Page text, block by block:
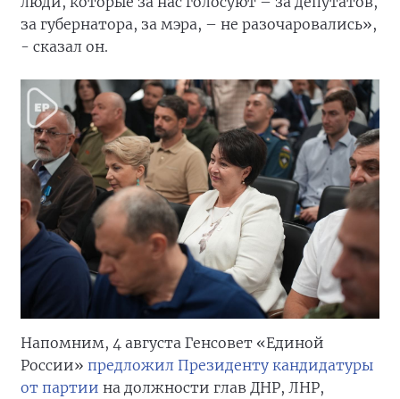
за губернатора, за мэра, – не разочаровались»,
- сказал он.
Напомним, 4 августа Генсовет «Единой
России» предложил Президенту кандидатуры
от партии на должности глав ДНР, ЛНР,